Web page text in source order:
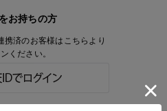
お持ちの方
携済のお客様はこちらより
ください。